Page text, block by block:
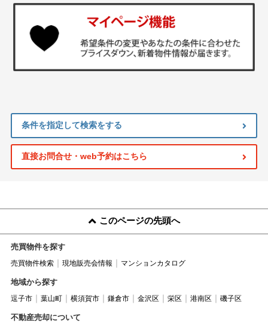
条件を指定して検索をする
直接お問合せ・web予約はこちら
このページの先頭へ
売買物件を探す
売買物件検索 現地販売会情報 マンションカタログ
地域から探す
逗子市 葉山町 横須賀市 鎌倉市 金沢区 栄区 港南区 磯子区
不動産売却について